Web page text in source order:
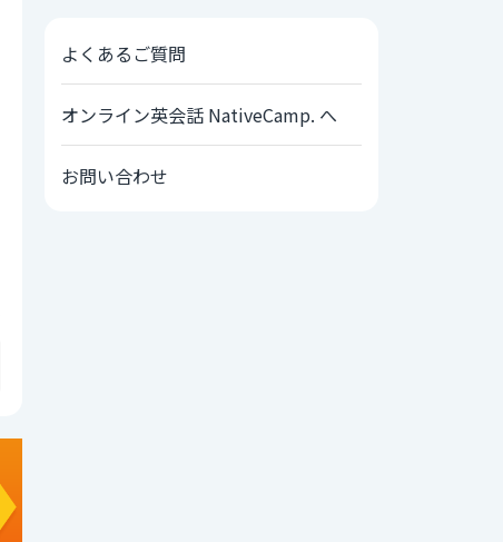
よくあるご質問
オンライン英会話 NativeCamp. へ
お問い合わせ